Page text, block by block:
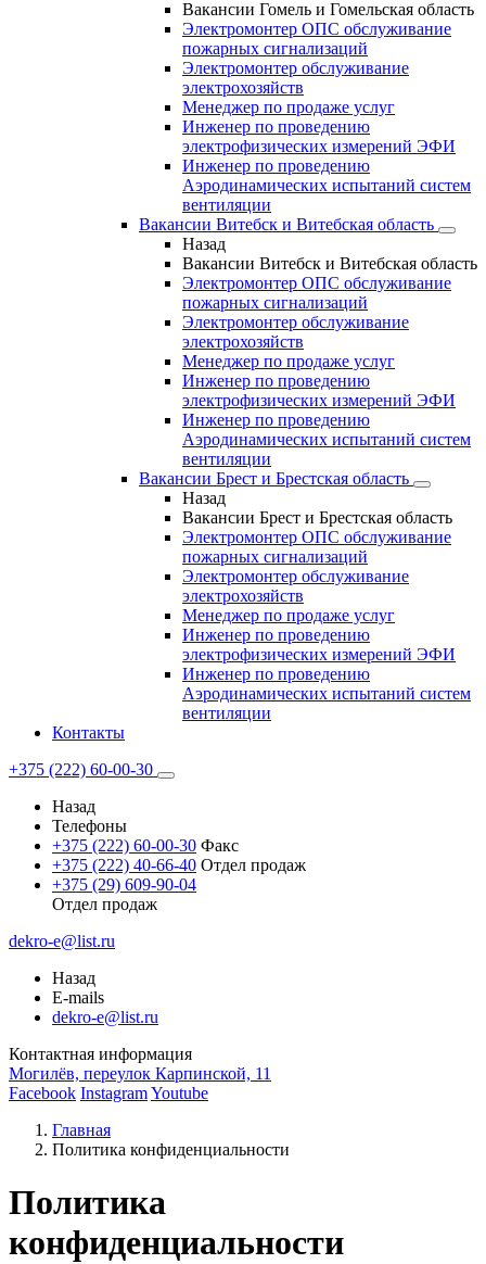
Вакансии Гомель и Гомельская область
Электромонтер ОПС обслуживание
пожарных сигнализаций
Электромонтер обслуживание
электрохозяйств
Менеджер по продаже услуг
Инженер по проведению
электрофизических измерений ЭФИ
Инженер по проведению
Аэродинамических испытаний систем
вентиляции
Вакансии Витебск и Витебская область
Назад
Вакансии Витебск и Витебская область
Электромонтер ОПС обслуживание
пожарных сигнализаций
Электромонтер обслуживание
электрохозяйств
Менеджер по продаже услуг
Инженер по проведению
электрофизических измерений ЭФИ
Инженер по проведению
Аэродинамических испытаний систем
вентиляции
Вакансии Брест и Брестская область
Назад
Вакансии Брест и Брестская область
Электромонтер ОПС обслуживание
пожарных сигнализаций
Электромонтер обслуживание
электрохозяйств
Менеджер по продаже услуг
Инженер по проведению
электрофизических измерений ЭФИ
Инженер по проведению
Аэродинамических испытаний систем
вентиляции
Контакты
+375 (222) 60-00-30
Назад
Телефоны
+375 (222) 60-00-30 Факс
+375 (222) 40-66-40 Отдел продаж
+375 (29) 609-90-04
Отдел продаж
dekro-e@list.ru
Назад
E-mails
dekro-e@list.ru
Контактная информация
Могилёв, переулок Карпинской, 11
Facebook InstagramYoutube
Главная
Политика конфиденциальности
Политика
конфиденциальности